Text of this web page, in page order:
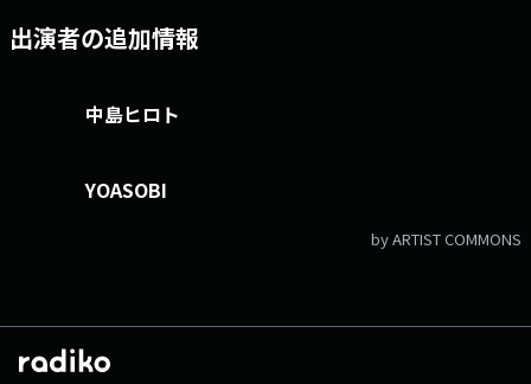
出演者の追加情報
中島ヒロト
YOASOBI
by ARTIST COMMONS